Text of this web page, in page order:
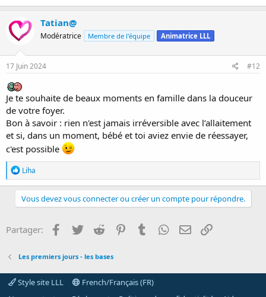
Tatian@
Modératrice Membre de l'équipe Animatrice LLL
17 Juin 2024 #12
Je te souhaite de beaux moments en famille dans la douceur
de votre foyer.
Bon à savoir : rien n'est jamais irréversible avec l’allaitement
et si, dans un moment, bébé et toi aviez envie de réessayer,
c'est possible
R
é
a
c
t
o
n
:
Liha
Vous devez vous connecter ou créer un compte pour répondre.
Partager: Facebook
Twitter Reddit PinterestTumblr WhatsApp
E-mail
Les premiers jours - les bases
Style site LLL
French/Français (FR)